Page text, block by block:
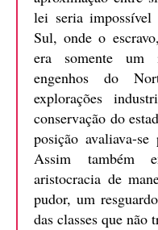
lei seria impossível
Sul, onde o
era somente um
engenhos do
explorações
conservação do
posição avaliava-
Assim também
aristocracia de
pudor, um
das classes que não